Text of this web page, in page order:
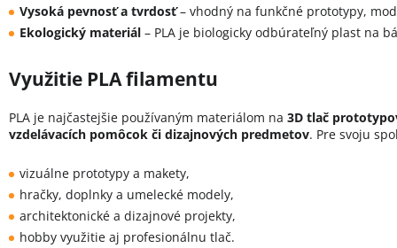
Vysoká pevnosť a tvrdosť– vhodný na funkčné prototypy,
Ekologický materiál – PLA je biologicky odbúrateľný plast na
Využitie PLA filamentu
PLA je najčastejšie používaným materiálom na 3D tlač
vzdelávacích pomôcok či dizajnových predmetov. Pre svoju
vizuálne prototypy a makety,
hračky, doplnky a umelecké modely,
architektonické a dizajnové projekty,
hobby využitie aj profesionálnu tlač.